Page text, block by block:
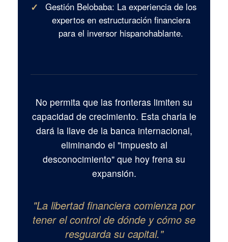
✓ Gestión Belobaba: La experiencia de los
expertos en estructuración financiera
para el inversor hispanohablante.
No permita que las fronteras limiten su
capacidad de crecimiento. Esta charla le
dará la llave de la banca internacional,
eliminando el "impuesto al
desconocimiento" que hoy frena su
expansión.
"La libertad financiera comienza por
tener el control de dónde y cómo se
resguarda su capital."